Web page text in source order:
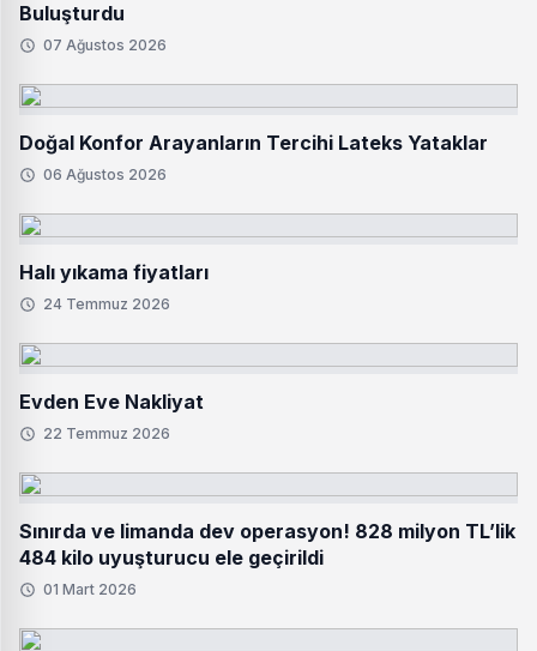
Buluşturdu
07 Ağustos 2026
Doğal Konfor Arayanların Tercihi Lateks Yataklar
06 Ağustos 2026
Halı yıkama fiyatları
24 Temmuz 2026
Evden Eve Nakliyat
22 Temmuz 2026
Sınırda ve limanda dev operasyon! 828 milyon TL’lik
484 kilo uyuşturucu ele geçirildi
01 Mart 2026